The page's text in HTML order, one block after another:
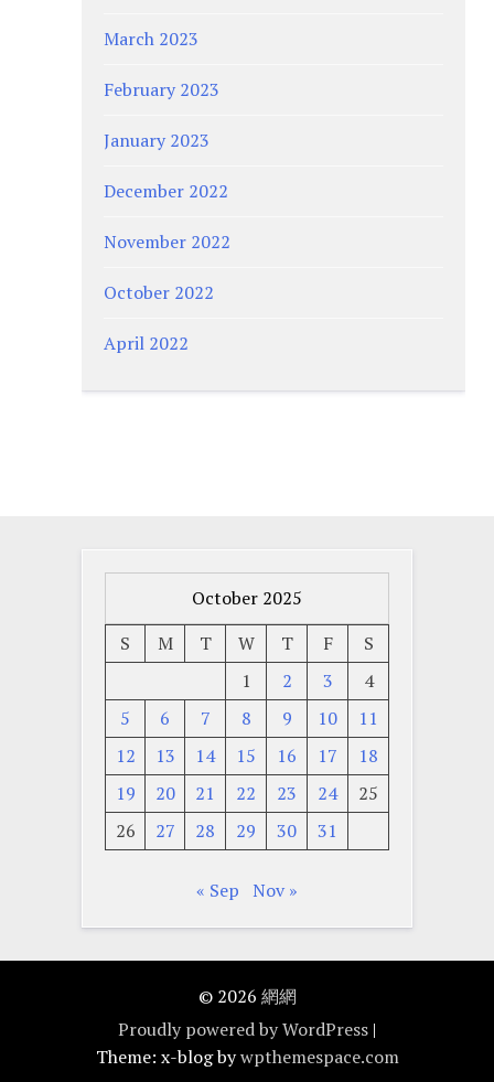
March 2023
February 2023
January 2023
December 2022
November 2022
October 2022
April 2022
October 2025
S
M T W T F
S
1
2 3
4
5
6 7 8 9 10
11
12
13 14 15 16 17
18
19
20 21 22 23 24
25
26
27 28 29 30 31
« Sep Nov »
© 2026 網網
Proudly powered by WordPress |
Theme: x-blog bywpthemespace.com